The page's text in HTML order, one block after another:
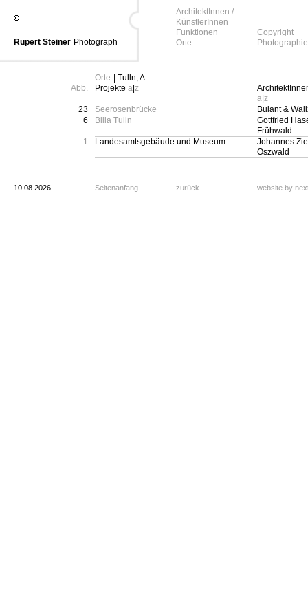
Rupert Steiner Photograph
ArchitektInnen /
KünstlerInnen
Funktionen
Orte
Copyright
Photographie
Orte
| Tulln, A
Abb.
Projekte a z
a z
23
Seerosenbrücke
Bulant &
6
Billa Tulln
Gottfried
Frühwald
1
Landesamtsgebäude und Museum
Johannes
Oszwald
10.08.2026 Seitenanfang zurück website by